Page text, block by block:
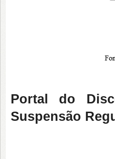
Portal do
Suspensão